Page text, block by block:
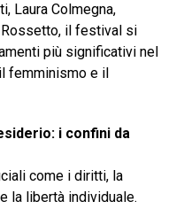
Laura Colmegna,
Rossetto, il festival si
più significativi nel
femminismo e il
i confini da
come i diritti, la
la libertà individuale.